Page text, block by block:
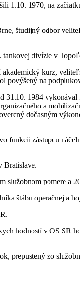
1970, na
študijný odbor
divízie v
kurz,
povýšený na
1984 vykonával
a
dočasným
funkcii zástupcu
Bratislave.
pomere a
štábu operačnej a
hodností v OS SR
prepustený zo